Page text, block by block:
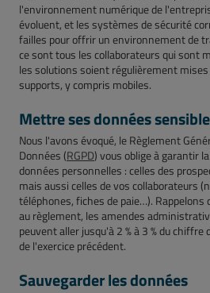
l'environnement numérique de
évoluent, et les systèmes de sécurité
failles pour offrir un environnement de
ce sont tous les collaborateurs qui sont
les solutions soient régulièrement
supports, y compris mobiles.
Mettre ses données
Nous l'avons évoqué, le Règlement
Données (RGPD) vous oblige à garantir
données personnelles : celles des
mais aussi celles de vos collaborateurs
téléphones, fiches de paie…). Rappelons
au règlement, les amendes
peuvent aller jusqu'à 2 % à 3 % du
de l'exercice précédent.
Sauvegarder les données